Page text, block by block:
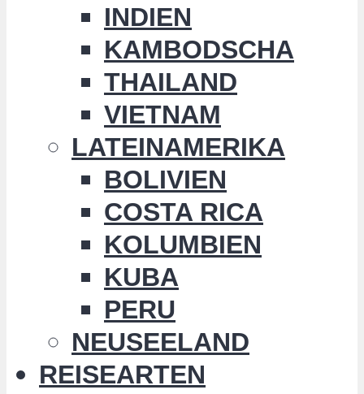
INDIEN
KAMBODSCHA
THAILAND
VIETNAM
LATEINAMERIKA
BOLIVIEN
COSTA RICA
KOLUMBIEN
KUBA
PERU
NEUSEELAND
REISEARTEN